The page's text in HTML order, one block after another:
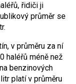
řidiči ji
průměr se
v průměru za ní
haléřů méně než
benzinových
platí v průměru